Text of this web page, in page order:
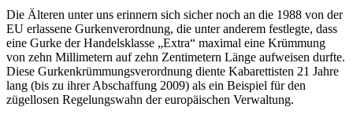
Die Älteren unter uns erinnern sich sicher noch an die 1988 von der
EU erlassene Gurkenverordnung, die unter anderem festlegte, dass
eine Gurke der Handelsklasse „Extra“ maximal eine Krümmung
von zehn Millimetern auf zehn Zentimetern Länge aufweisen durfte.
Diese Gurkenkrümmungsverordnung diente Kabarettisten 21 Jahre
lang (bis zu ihrer Abschaffung 2009) als ein Beispiel für den
zügellosen Regelungswahn der europäischen Verwaltung.